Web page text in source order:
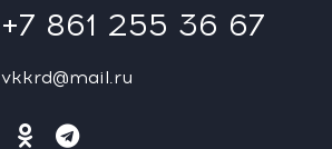
+7 861 255 36 67
vkkrd@mail.ru